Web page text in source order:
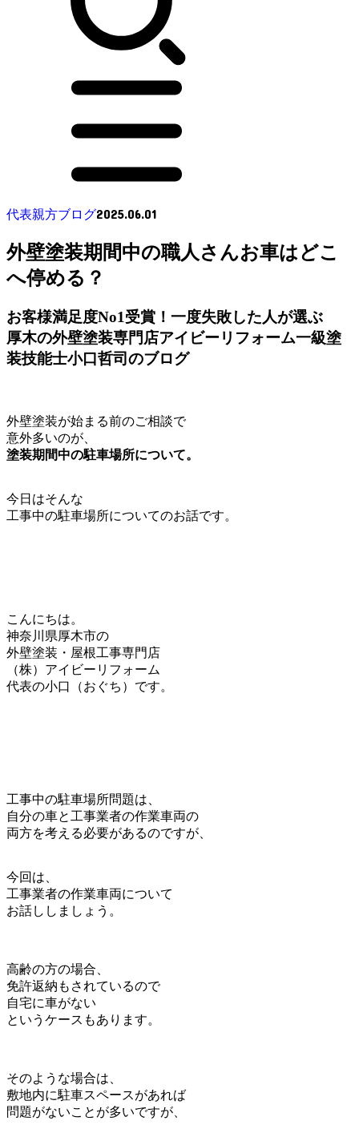
代表親方ブログ2025.06.01
外壁塗装期間中の職人さんお車はどこ
へ停める？
お客様満足度No1受賞！一度失敗した人が選ぶ
厚木の外壁塗装専門店アイビーリフォーム一級塗
装技能士小口哲司のブログ
外壁塗装が始まる前のご相談で
意外多いのが、
塗装期間中の駐車場所について。
今日はそんな
工事中の駐車場所についてのお話です。
こんにちは。
神奈川県厚木市の
外壁塗装・屋根工事専門店
（株）アイビーリフォーム
代表の小口（おぐち）です。
工事中の駐車場所問題は、
自分の車と工事業者の作業車両の
両方を考える必要があるのですが、
今回は、
工事業者の作業車両について
お話ししましょう。
高齢の方の場合、
免許返納もされているので
自宅に車がない
というケースもあります。
そのような場合は、
敷地内に駐車スペースがあれば
問題がないことが多いですが、